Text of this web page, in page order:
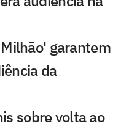
garantem
da
sobre volta ao